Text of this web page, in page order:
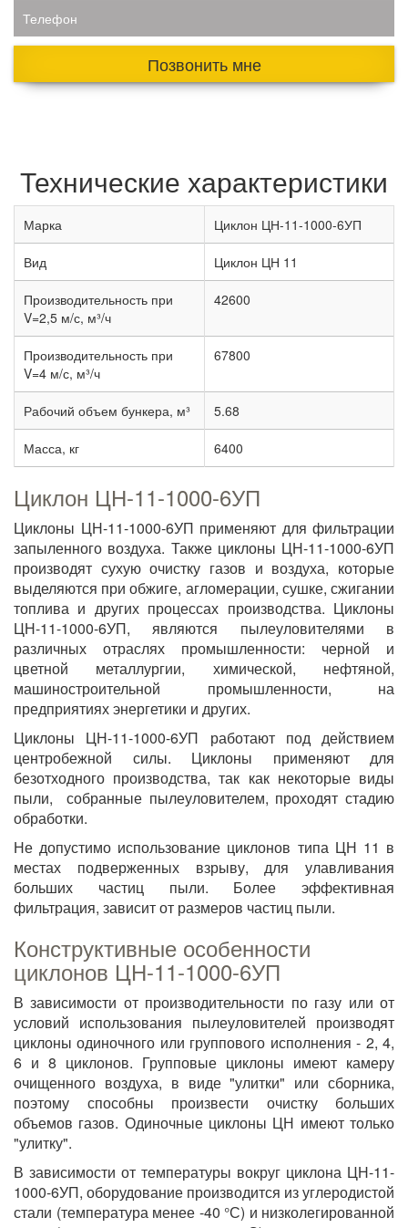
Телефон
Позвонить мне
Технические характеристики
Марка Циклон ЦН-11-1000-6УП
Вид Циклон ЦН 11
Производительность при
V=2,5 м/с, м³/ч
42600
Производительность при
V=4 м/с, м³/ч
67800
Рабочий объем бункера, м³ 5.68
Масса, кг 6400
Циклон ЦН-11-1000-6УП
Циклоны ЦН-11-1000-6УП применяют для фильтрации
запыленного воздуха. Также циклоны ЦН-11-1000-6УП
производят сухую очистку газов и воздуха, которые
выделяются при обжиге, агломерации, сушке, сжигании
топлива и других процессах производства. Циклоны
ЦН-11-1000-6УП, являются пылеуловителями в
различных отраслях промышленности: черной и
цветной металлургии, химической, нефтяной,
машиностроительной промышленности, на
предприятиях энергетики и других.
Циклоны ЦН-11-1000-6УП работают под действием
центробежной силы. Циклоны применяют для
безотходного производства, так как некоторые виды
пыли, собранные пылеуловителем, проходят стадию
обработки.
Не допустимо использование циклонов типа ЦН 11 в
местах подверженных взрыву, для улавливания
больших частиц пыли. Более эффективная
фильтрация, зависит от размеров частиц пыли.
Конструктивные особенности
циклонов ЦН-11-1000-6УП
В зависимости от производительности по газу или от
условий использования пылеуловителей производят
циклоны одиночного или группового исполнения - 2, 4,
6 и 8 циклонов. Групповые циклоны имеют камеру
очищенного воздуха, в виде "улитки" или сборника,
поэтому способны произвести очистку больших
объемов газов. Одиночные циклоны ЦН имеют только
"улитку".
В зависимости от температуры вокруг циклона ЦН-11-
1000-6УП, оборудование производится из углеродистой
стали (температура менее -40 °С) и низколегированной